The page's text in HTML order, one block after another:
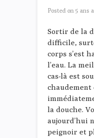
Posted on 5 ans
Sortir de la
difficile,
corps s’est
l’eau. La
cas-là est
chaudement
la douche.
aujourd’hui
peignoir et